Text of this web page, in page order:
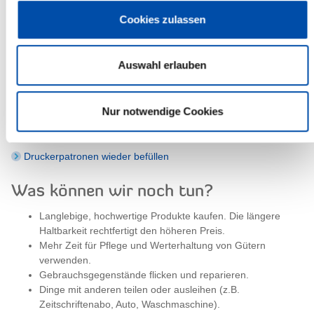
Cookies zulassen
Auswahl erlauben
Nur notwendige Cookies
Abfallvermeidungstipps
Lebensmittelabfälle vermeiden
Verpackungsmüll reduzieren
Abfallarm schenken
Gebrauchtwarenmarkt
Druckerpatronen wieder befüllen
Was können wir noch tun?
Langlebige, hochwertige Produkte kaufen. Die längere
Haltbarkeit rechtfertigt den höheren Preis.
Mehr Zeit für Pflege und Werterhaltung von Gütern
verwenden.
Gebrauchsgegenstände flicken und reparieren.
Dinge mit anderen teilen oder ausleihen (z.B.
Zeitschriftenabo, Auto, Waschmaschine).